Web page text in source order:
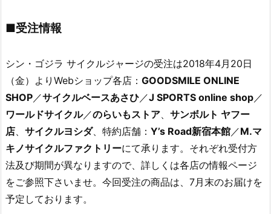
■受注情報
シン・ゴジラ サイクルジャージの受注は2018年4月20日
（金）よりWebショップ各店： GOODSMILE ONLINE
SHOP／サイクルベースあさひ／J SPORTS online shop／
ワールドサイクル／のらいもストア、 サンボルト ヤフー
店、 サイクルヨシダ、特約店舗： Y’s Road新宿本館／M.マ
キノサイクルファクトリーにて承ります。それぞれ受付方
法及び期間が異なりますので、詳しくは各店の情報ページ
をご参照下さいませ。今回受注の商品は、7月末のお届けを
予定しております。